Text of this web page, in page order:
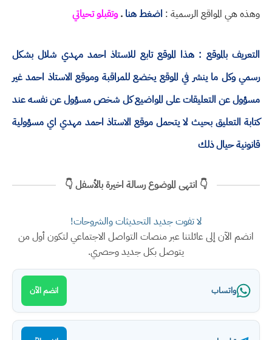
وهذه هي المواقع الرسمية : اضغط هنا .وتقبلو تحياتي
التعريف بالموقع : هذا الموقع تابع للاستاذ احمد مهدي شلال بشكل
رسمي وكل ما ينشر في الموقع يخضع للمراقبة وموقع الاستاذ احمد غير
مسؤول عن التعليقات على المواضيع كل شخص مسؤول عن نفسه عند
كتابة التعليق بحيث لا يتحمل موقع الاستاذ احمد مهدي اي مسؤولية
قانونية حيال ذلك
👇 انتهى الموضوع رسالة اخيرة بالأسفل 👇
لا تفوت جديد التحديثات والشروحات!
انضم الآن إلى عائلتنا عبر منصات التواصل الاجتماعي لتكون أول من
يتوصل بكل جديد وحصري.
واتساب انضم الآن